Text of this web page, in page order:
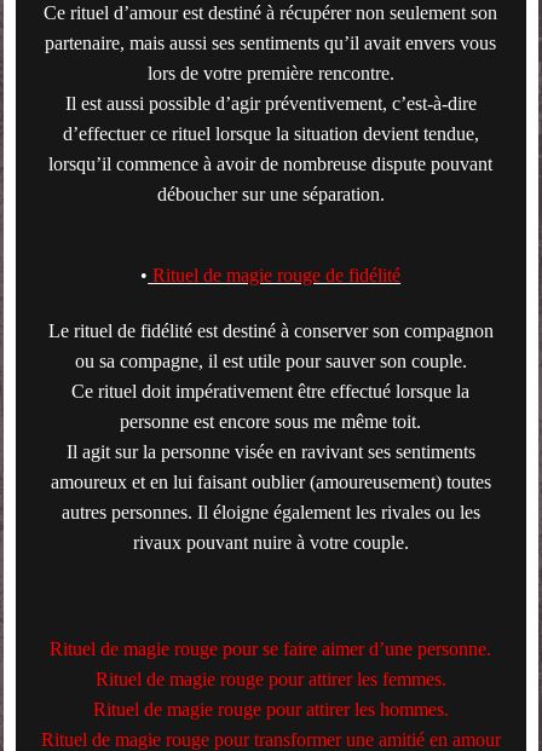
Ce rituel d’amour est destiné à récupérer non seulement son
partenaire, mais aussi ses sentiments qu’il avait envers vous
lors de votre première rencontre.
Il est aussi possible d’agir préventivement, c’est-à-dire
d’effectuer ce rituel lorsque la situation devient tendue,
lorsqu’il commence à avoir de nombreuse dispute pouvant
déboucher sur une séparation.
• Rituel de magie rouge de fidélité
Le rituel de fidélité est destiné à conserver son compagnon
ou sa compagne, il est utile pour sauver son couple.
Ce rituel doit impérativement être effectué lorsque la
personne est encore sous me même toit.
Il agit sur la personne visée en ravivant ses sentiments
amoureux et en lui faisant oublier (amoureusement) toutes
autres personnes. Il éloigne également les rivales ou les
rivaux pouvant nuire à votre couple.
Rituel de magie rouge pour se faire aimer d’une personne.
Rituel de magie rouge pour attirer les femmes.
Rituel de magie rouge pour attirer les hommes.
Rituel de magie rouge pour transformer une amitiéen amour